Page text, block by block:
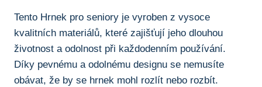
Tento Hrnek pro seniory⁤ je vyroben z vysoce
‌kvalitních ‌materiálů,⁣ které ‌zajišťují jeho dlouhou
⁢životnost a odolnost‍ při⁢ každodenním používání.
⁤Díky pevnému a odolnému designu ⁤se nemusíte
obávat, že by se hrnek mohl rozlít ⁣nebo rozbít.